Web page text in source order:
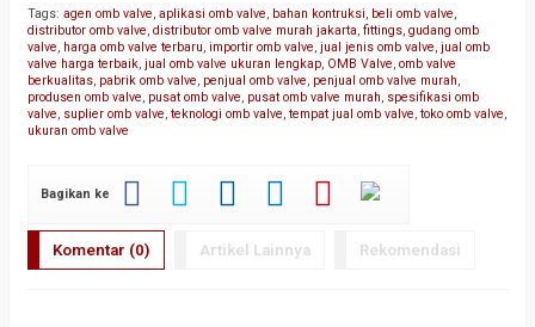
Tags: agen omb valve, aplikasi omb valve, bahan kontruksi, beli omb valve,
distributor omb valve, distributor omb valve murah jakarta, fittings, gudang omb
valve, harga omb valve terbaru, importir omb valve, jual jenis omb valve, jual omb
valve harga terbaik, jual omb valve ukuran lengkap, OMB Valve, omb valve
berkualitas, pabrik omb valve, penjual omb valve, penjual omb valve murah,
produsen omb valve, pusat omb valve, pusat omb valve murah, spesifikasi omb
valve, suplier omb valve, teknologi omb valve, tempat jual omb valve, toko omb valve,
ukuran omb valve
Bagikan ke
Komentar (0) Artikel Lainnya Rekomendasi